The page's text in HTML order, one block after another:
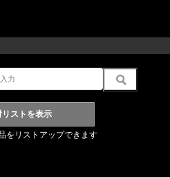
をリストアップできます